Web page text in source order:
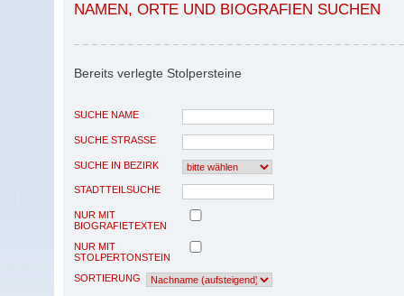
NAMEN, ORTE UND BIOGRAFIEN SUCHEN
Bereits verlegte Stolpersteine
SUCHE NAME
SUCHE STRASSE
SUCHE IN BEZIRK
STADTTEILSUCHE
NUR MIT
BIOGRAFIETEXTEN
NUR MIT
STOLPERTONSTEIN
SORTIERUNG